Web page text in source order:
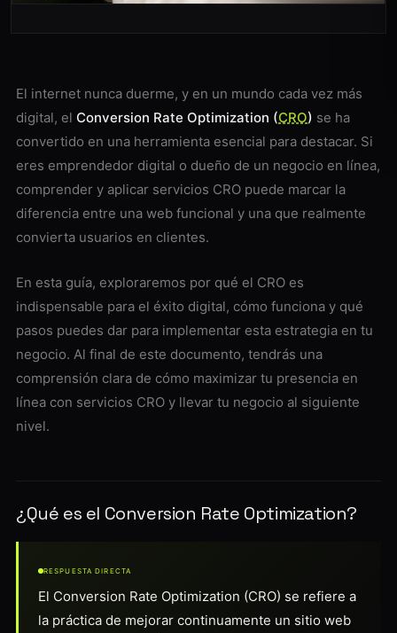
El internet nunca duerme, y en un mundo cada vez más
digital, el Conversion Rate Optimization (CRO) se ha
convertido en una herramienta esencial para destacar. Si
eres emprendedor digital o dueño de un negocio en línea,
comprender y aplicar servicios CRO puede marcar la
diferencia entre una web funcional y una que realmente
convierta usuarios en clientes.
En esta guía, exploraremos por qué el CRO es
indispensable para el éxito digital, cómo funciona y qué
pasos puedes dar para implementar esta estrategia en tu
negocio. Al final de este documento, tendrás una
comprensión clara de cómo maximizar tu presencia en
línea con servicios CRO y llevar tu negocio al siguiente
nivel.
¿Qué es el Conversion Rate Optimization?
RESPUESTA DIRECTA
El Conversion Rate Optimization (CRO) se refiere a
la práctica de mejorar continuamente un sitio web